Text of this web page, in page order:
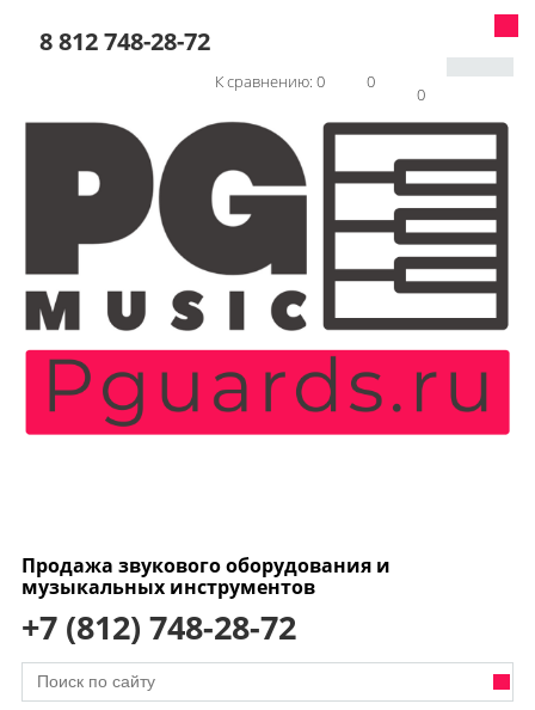
8 812 748-28-72
0
0
К сравнению: 0
Продажа звукового оборудования и
музыкальных инструментов
+7 (812) 748-28-72